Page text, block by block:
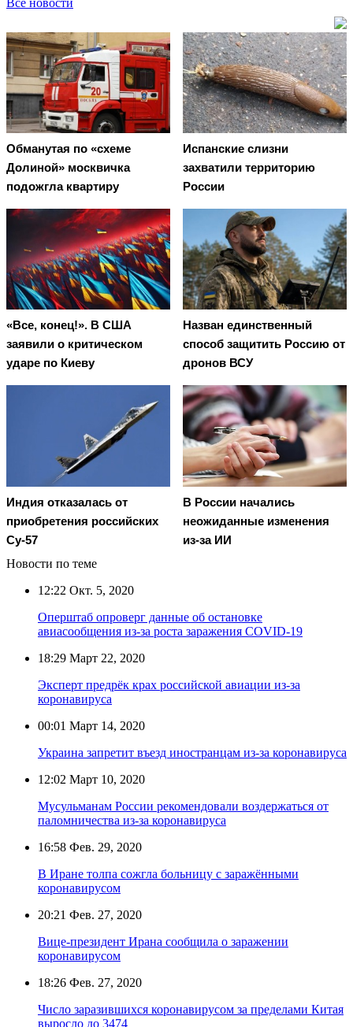
Обманутая по «схеме
Долиной» москвичка
подожгла квартиру
Испанские слизни
захватили территорию
России
«Все, конец!». В США
заявили о критическом
ударе по Киеву
Назван единственный
способ защитить Россию от
дронов ВСУ
Индия отказалась от
приобретения российских
Су-57
В России начались
неожиданные изменения
из-за ИИ
Новости по теме
12:22 Окт. 5, 2020
Оперштаб опроверг данные об остановке
авиасообщения из-за роста заражения COVID-19
18:29 Март 22, 2020
Эксперт предрёк крах российской авиации из-за
коронавируса
00:01 Март 14, 2020
Украина запретит въезд иностранцам из-за коронавируса
12:02 Март 10, 2020
Мусульманам России рекомендовали воздержаться от
паломничества из-за коронавируса
16:58 Фев. 29, 2020
В Иране толпа сожгла больницу с заражёнными
коронавирусом
20:21 Фев. 27, 2020
Вице-президент Ирана сообщила о заражении
коронавирусом
18:26 Фев. 27, 2020
Число заразившихся коронавирусом за пределами Китая
выросло до 3474